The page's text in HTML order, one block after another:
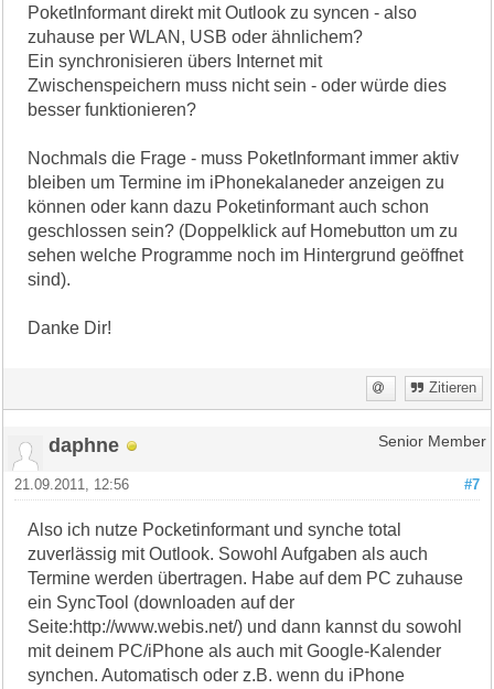
PoketInformant direkt mit Outlook zu syncen - also
zuhause per WLAN, USB oder ähnlichem?
Ein synchronisieren übers Internet mit
Zwischenspeichern muss nicht sein - oder würde dies
besser funktionieren?
Nochmals die Frage - muss PoketInformant immer aktiv
bleiben um Termine im iPhonekalaneder anzeigen zu
können oder kann dazu Poketinformant auch schon
geschlossen sein? (Doppelklick auf Homebutton um zu
sehen welche Programme noch im Hintergrund geöffnet
sind).
Danke Dir!
Zitieren
daphne Senior Member
#7
21.09.2011, 12:56
Also ich nutze Pocketinformant und synche total
zuverlässig mit Outlook. Sowohl Aufgaben als auch
Termine werden übertragen. Habe auf dem PC zuhause
ein SyncTool (downloaden auf der
Seite:http://www.webis.net/) und dann kannst du sowohl
mit deinem PC/iPhone als auch mit Google-Kalender
synchen. Automatisch oder z.B. wenn du iPhone